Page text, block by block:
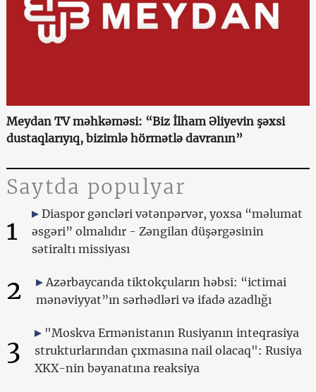
Meydan TV məhkəməsi: “Biz İlham Əliyevin şəxsi
dustaqlarıyıq, bizimlə hörmətlə davranın”
Saytda populyar
1
Diaspor gəncləri vətənpərvər, yoxsa “məlumat
əsgəri” olmalıdır - Zəngilan düşərgəsinin
sətiraltı missiyası
2
Azərbaycanda tiktokçuların həbsi: “ictimai
mənəviyyat”ın sərhədləri və ifadə azadlığı
3
"Moskva Ermənistanın Rusiyanın inteqrasiya
strukturlarından çıxmasına nail olacaq": Rusiya
XKX-nin bəyanatına reaksiya